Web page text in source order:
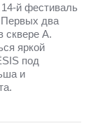
й фестиваль
Первых два
сквере А.
яркой
под
и